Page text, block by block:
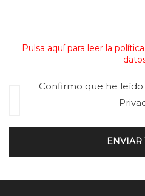
Pulsa aquí para leer la
Confirmo que he
ENVIAR